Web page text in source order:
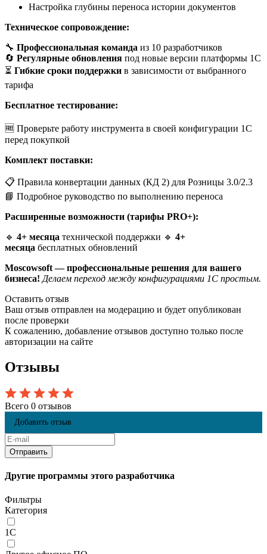
Настройка глубины переноса истории документов
Техническое сопровождение:
🔧 Профессиональная команда из 10 разработчиков
🔄 Регулярные обновления под новые версии платформы 1С
⏳ Гибкие сроки поддержки в зависимости от выбранного
тарифа
Бесплатное тестирование:
🆓 Проверьте работу инструмента в своей конфигурации 1С
перед покупкой
Комплект поставки:
📋 Правила конвертации данных (КД 2) для Розницы 3.0/2.3
📘 Подробное руководство по выполнению переноса
Расширенные возможности (тарифы PRO+):
🔹 4+ месяца технической поддержки 🔹 4+
месяца бесплатных обновлений
Moscowsoft — профессиональные решения для вашего
бизнеса! Делаем переход между конфигурациями 1С простым.
Оставить отзыв
Ваш отзыв отправлен на модерацию и будет опубликован
после проверки
К сожалению, добавление отзывов доступно только после
авторизации на сайте
Отзывы
Всего 0 отзывов
Добавить отзыв
Другие программы этого разработчика
Фильтры
Категория
1С